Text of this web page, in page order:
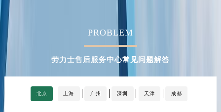
PROBLEM
劳力士售后服务中心常见问题解答
北京 上海 广州 深圳 天津 成都